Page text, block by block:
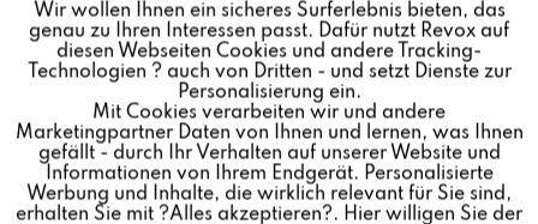
Diese Multi-User-Favoriten-Funktion ist patentiert, es
gibt sie nur bei Revox. Dies ist neben dem Display auf
der Oberseite auch der Hauptunterschied zum Revox
A100. Interessant finde ich, dass man Alben oder Songs
oder auch Internetradiosender als Favoriten ablegen
kann. Sogar Playlists können als Favoriten gespeichert
werden! (...)
Marketing Inaktiv
Tracking Inaktiv
Personalisierung Inaktiv
Wir wollen Ihnen ein sicheres Surferlebnis bieten, das
genau zu Ihren Interessen passt. Dafür nutzt Revox auf
diesen Webseiten Cookies und andere Tracking-
Technologien ? auch von Dritten - und setzt Dienste zur
Personalisierung ein.
Mit Cookies verarbeiten wir und andere
Marketingpartner Daten von Ihnen und lernen, was Ihnen
gefällt - durch Ihr Verhalten auf unserer Website und
Informationen von Ihrem Endgerät. Personalisierte
Werbung und Inhalte, die wirklich relevant für Sie sind,
erhalten Sie mit ?Alles akzeptieren?. Hier willigen Sie der